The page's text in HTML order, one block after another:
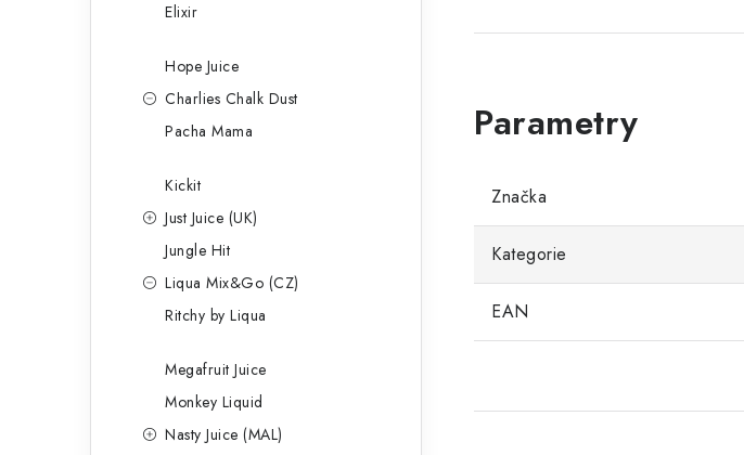
Elixir
Hope Juice
Charlies Chalk Dust
Pacha Mama
Kickit
Just Juice (UK)
Jungle Hit
Liqua Mix&Go (CZ)
Ritchy by Liqua
Megafruit Juice
Monkey Liquid
Nasty Juice (MAL)
Značka
Kategorie
EAN